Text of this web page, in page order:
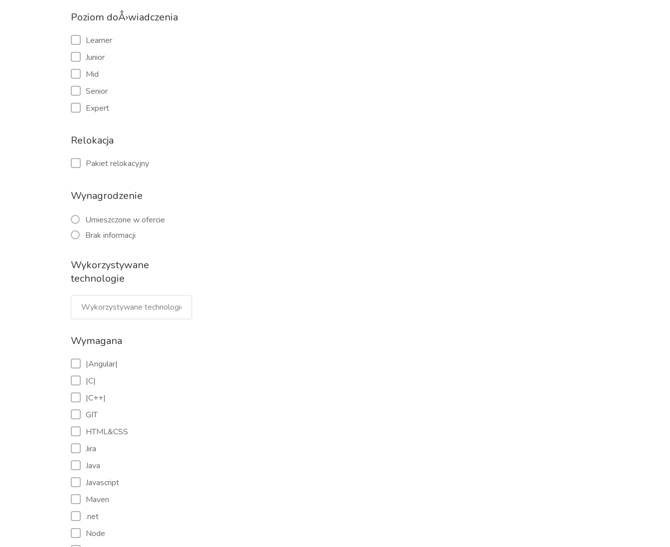
Poziom doÅ›wiadczenia
Learner
Junior
Mid
Senior
Expert
Relokacja
Pakiet relokacyjny
Wynagrodzenie
Umieszczone w ofercie
Brak informacji
Wykorzystywane
technologie
Wymagana
|Angular|
|C|
|C++|
GIT
HTML&CSS
Jira
Java
Javascript
Maven
.net
Node